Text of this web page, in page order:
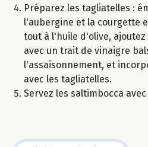
Préparez les tagliatelles :
l'aubergine et la courgette
tout à l'huile d'olive,
avec un trait de vinaigre
l'assaisonnement, et
avec les tagliatelles.
Servez les saltimbocca